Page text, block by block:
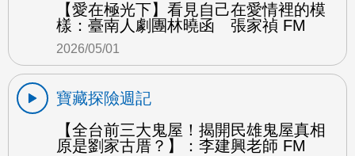
【愛在極光下】看見自己在愛情裡的模
樣：臺南人劇團林曉函 張家禎 FM
2026/05/01
寶藏探險週記
【全台前三大鬼屋！揭開民雄鬼屋真相
原是劉家古厝？】：李建興老師 FM